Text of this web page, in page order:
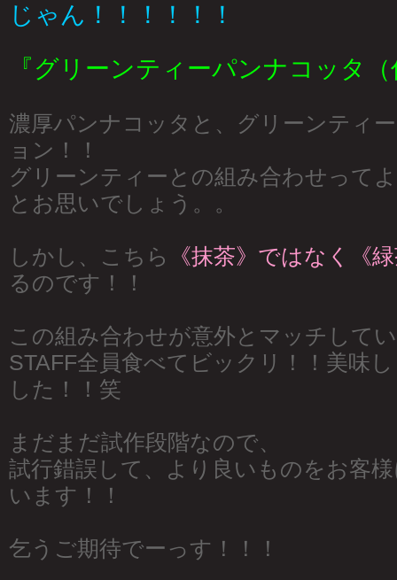
じゃん！！！！！！
『グリーンティーパンナコッタ
濃厚パンナコッタと、グリーンティ
ョン！！
グリーンティーとの組み合わせって
とお思いでしょう。。
しかし、こちら
《抹茶》ではなく《
るのです！！
この組み合わせが意外とマッチして
STAFF全員食べてビックリ！！美味
した！！笑
まだまだ試作段階なので、
試行錯誤して、より良いものをお客
います！！
乞うご期待でーっす！！！